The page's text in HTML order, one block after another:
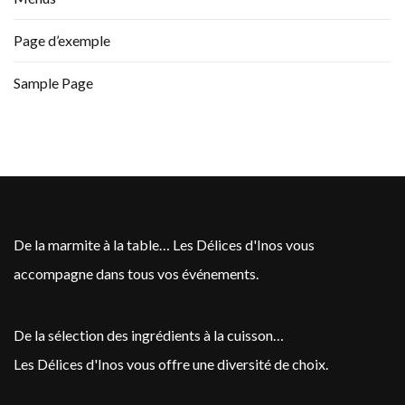
Page d’exemple
Sample Page
De la marmite à la table… Les Délices d'Inos vous
accompagne dans tous vos événements.
De la sélection des ingrédients à la cuisson…
Les Délices d'Inos vous offre une diversité de choix.